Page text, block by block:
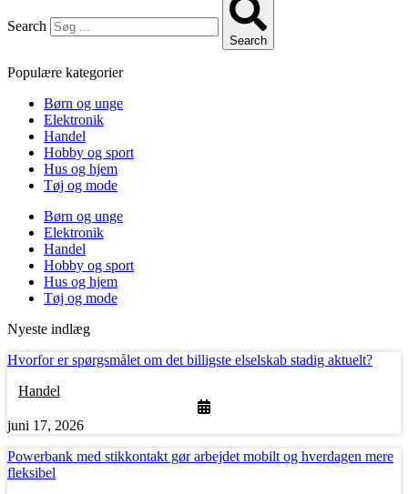
Search
Search
Populære kategorier
Børn og unge
Elektronik
Handel
Hobby og sport
Hus og hjem
Tøj og mode
Børn og unge
Elektronik
Handel
Hobby og sport
Hus og hjem
Tøj og mode
Nyeste indlæg
Hvorfor er spørgsmålet om det billigste elselskab stadig aktuelt?
Handel
juni 17, 2026
Powerbank med stikkontakt gør arbejdet mobilt og hverdagen mere
fleksibel